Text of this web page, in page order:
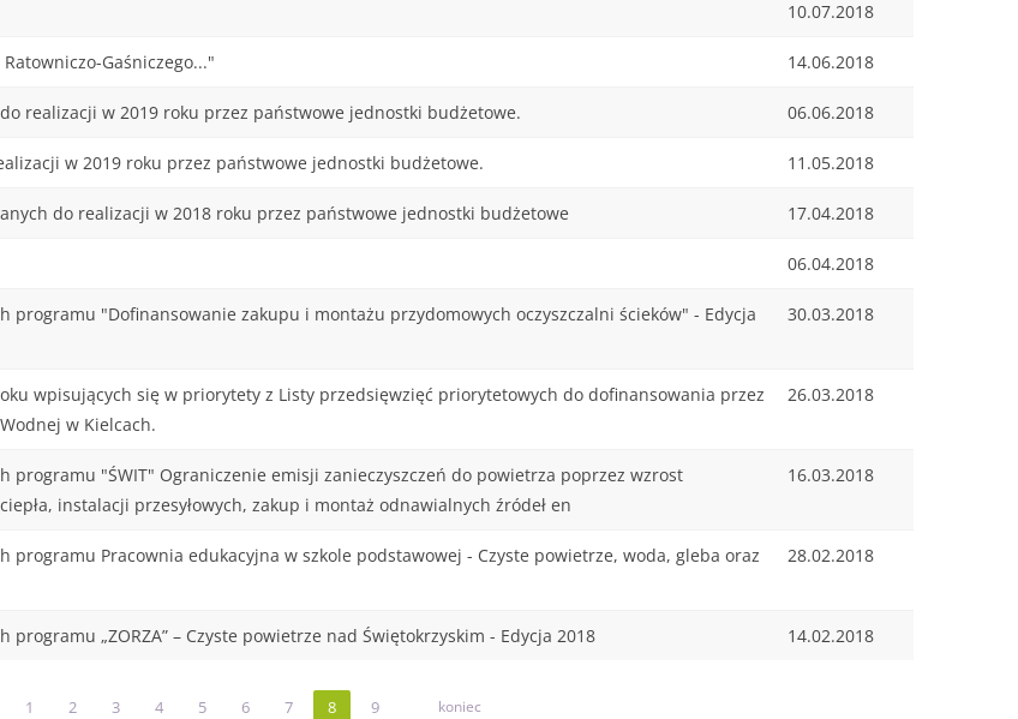
10.07.2018
Gaśniczego..." 14.06.2018
realizacji w 2019 roku przez państwowe jednostki budżetowe. 06.06.2018
w 2019 roku przez państwowe jednostki budżetowe. 11.05.2018
do realizacji w 2018 roku przez państwowe jednostki budżetowe 17.04.2018
06.04.2018
"Dofinansowanie zakupu i montażu przydomowych oczyszczalni ścieków" - Edycja
30.03.2018
wpisujących się w priorytety z Listy przedsięwzięć priorytetowych do dofinansowania przez
w Kielcach.
26.03.2018
"ŚWIT" Ograniczenie emisji zanieczyszczeń do powietrza poprzez wzrost
instalacji przesyłowych, zakup i montaż odnawialnych źródeł en
16.03.2018
Pracownia edukacyjna w szkole podstawowej - Czyste powietrze, woda, gleba oraz
28.02.2018
„ZORZA” – Czyste powietrze nad Świętokrzyskim - Edycja 2018 14.02.2018
1 2 3 4 5 6 7 8 9 koniec